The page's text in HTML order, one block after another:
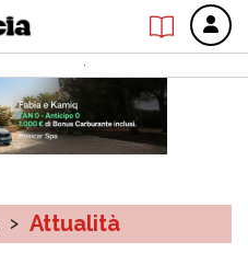
> Attualità